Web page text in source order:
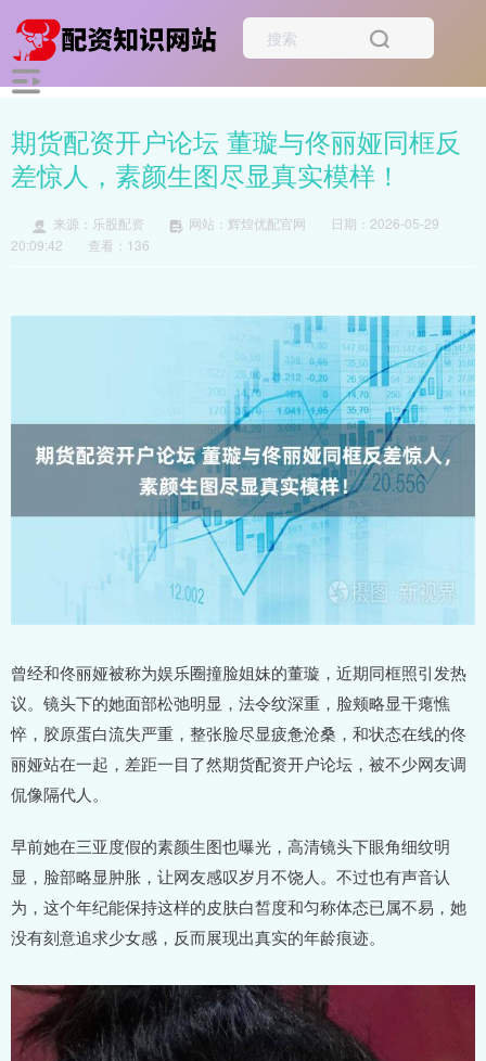
期货配资开户论坛 董璇与佟丽娅同框反
差惊人，素颜生图尽显真实模样！
来源：乐股配资 网站：辉煌优配官网
日期：2026-05-29
20:09:42
查看：136
曾经和佟丽娅被称为娱乐圈撞脸姐妹的董璇，近期同框照引发热
议。镜头下的她面部松弛明显，法令纹深重，脸颊略显干瘪憔
悴，胶原蛋白流失严重，整张脸尽显疲惫沧桑，和状态在线的佟
丽娅站在一起，差距一目了然期货配资开户论坛，被不少网友调
侃像隔代人。
早前她在三亚度假的素颜生图也曝光，高清镜头下眼角细纹明
显，脸部略显肿胀，让网友感叹岁月不饶人。不过也有声音认
为，这个年纪能保持这样的皮肤白皙度和匀称体态已属不易，她
没有刻意追求少女感，反而展现出真实的年龄痕迹。